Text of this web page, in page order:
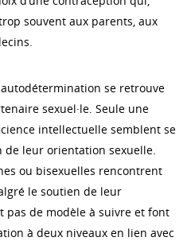
souvent aux parents, aux
se retrouve
sexuel·le. Seule une
intellectuelle semblent se
de leur orientation sexuelle.
ou bisexuelles rencontrent
le soutien de leur
pas de modèle à suivre et font
à deux niveaux en lien avec